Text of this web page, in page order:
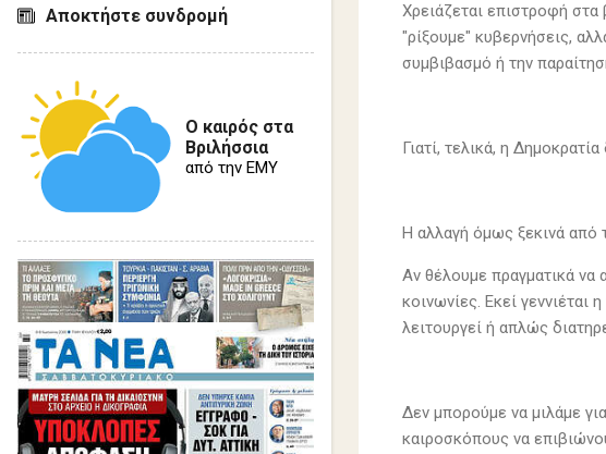
Χρειάζεται επιστροφή στα
"ρίξουμε" κυβερνήσεις,
συμβιβασμό ή την
Γιατί, τελικά, η
Η αλλαγή όμως ξεκινά από
Αν θέλουμε πραγματικά να
κοινωνίες. Εκεί γεννιέται
λειτουργεί ή απλώς
Δεν μπορούμε να μιλάμε
καιροσκόπους να
Αποκτήστε συνδρομή
Ο καιρός στα
Βριλήσσια
από την ΕΜΥ